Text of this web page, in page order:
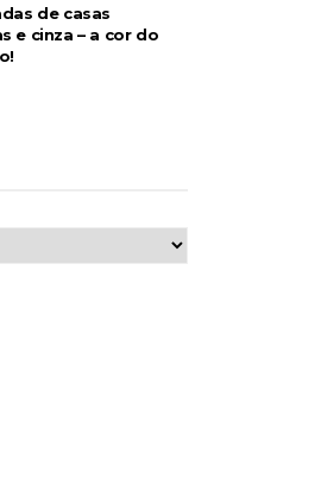
de casas
e cinza – a cor do